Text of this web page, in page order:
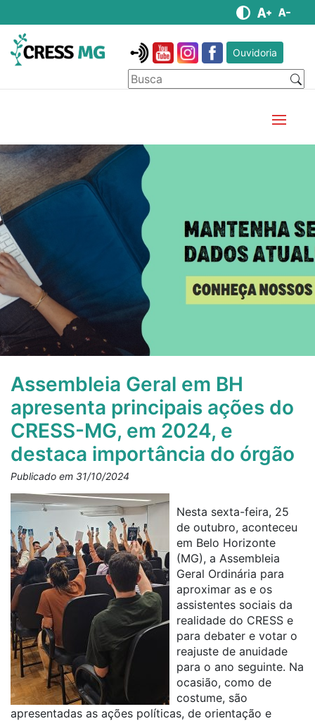
Ouvidoria
Assembleia Geral em BH
apresenta principais ações do
CRESS-MG, em 2024, e
destaca importância do órgão
Publicado em 31/10/2024
Nesta sexta-feira, 25
de outubro, aconteceu
em Belo Horizonte
(MG), a Assembleia
Geral Ordinária para
aproximar as e os
assistentes sociais da
realidade do CRESS e
para debater e votar o
reajuste de anuidade
para o ano seguinte. Na
ocasião, como de
costume, são
apresentadas as ações políticas, de orientação e